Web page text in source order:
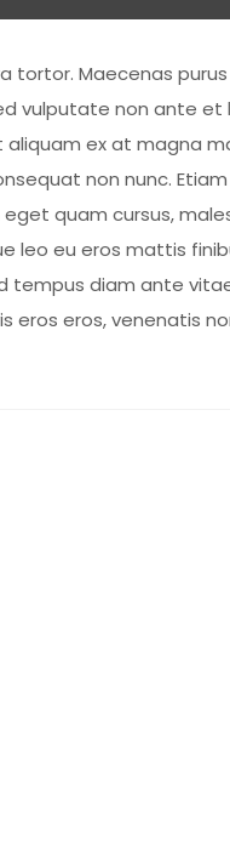
tortor. Maecenas
vulputate non ante et
aliquam ex at magna
non nunc.
quam cursus,
leo eu eros mattis
tempus diam ante
eros eros, venenatis